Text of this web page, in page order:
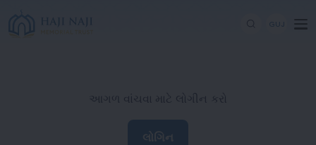
GUJ
લોગિન